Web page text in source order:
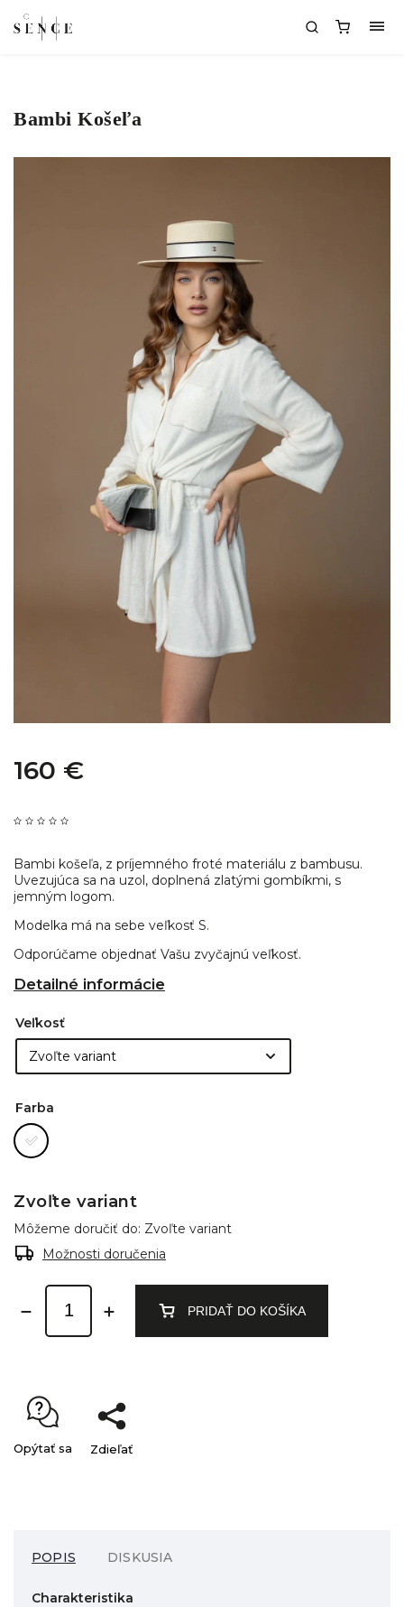
Bambi Košeľa
160 €
Bambi košeľa, z príjemného froté materiálu z bambusu.
Uvezujúca sa na uzol, doplnená zlatými gombíkmi, s
jemným logom.
Modelka má na sebe veľkosť S.
Odporúčame objednať Vašu zvyčajnú veľkosť.
Detailné informácie
Veľkosť
Farba
Zvoľte variant
Môžeme doručiť do: Zvoľte variant
Možnosti doručenia
PRIDAŤ DO KOŠÍKA
Opýtať sa Zdieľať
POPIS DISKUSIA
Charakteristika